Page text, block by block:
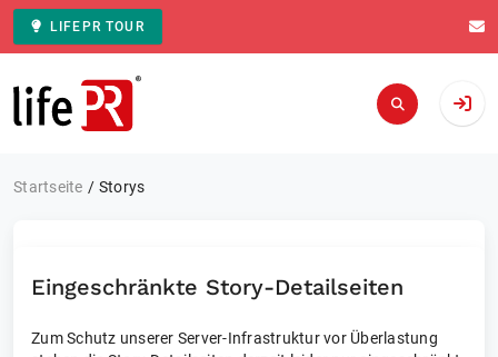
LIFEPR TOUR
Zur Startseite
Startseite Storys
Eingeschränkte Story-Detailseiten
Zum Schutz unserer Server-Infrastruktur vor Überlastung